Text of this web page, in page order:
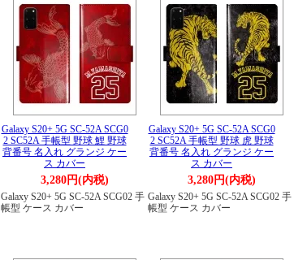
Galaxy S20+ 5G SC-52A SCG0
2 SC52A 手帳型 野球 鯉 野球
背番号 名入れ グランジ ケー
ス カバー
3,280円(内税)
Galaxy S20+ 5G SC-52A SCG02 手
帳型 ケース カバー
Galaxy S20+ 5G SC-52A SCG0
2 SC52A 手帳型 野球 虎 野球
背番号 名入れ グランジ ケー
ス カバー
3,280円(内税)
Galaxy S20+ 5G SC-52A SCG02 手
帳型 ケース カバー